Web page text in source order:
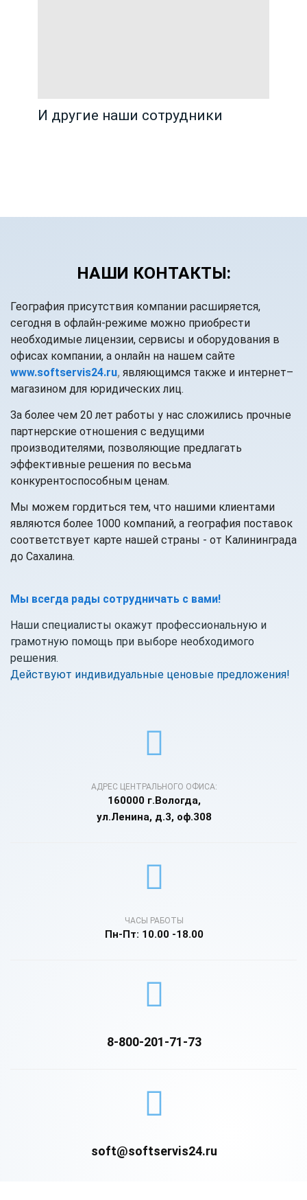
И другие наши сотрудники
НАШИ КОНТАКТЫ:
География присутствия компании расширяется,
сегодня в офлайн-режиме можно приобрести
необходимые лицензии, сервисы и оборудования в
офисах компании, а онлайн на нашем сайте
www.softservis24.ru, являющимся также и интернет–
магазином для юридических лиц.
За более чем 20 лет работы у нас сложились прочные
партнерские отношения с ведущими
производителями, позволяющие предлагать
эффективные решения по весьма
конкурентоспособным ценам.
Мы можем гордиться тем, что нашими клиентами
являются более 1000 компаний, а география поставок
соответствует карте нашей страны - от Калининграда
до Сахалина.
Мы всегда рады сотрудничать с вами!
Наши специалисты окажут профессиональную и
грамотную помощь при выборе необходимого
решения.
Действуют индивидуальные ценовые предложения!
АДРЕС ЦЕНТРАЛЬНОГО ОФИСА:
160000 г.Вологда,
ул.Ленина, д.3, оф.308
ЧАСЫ РАБОТЫ
Пн-Пт: 10.00 -18.00
8-800-201-71-73
soft@softservis24.ru